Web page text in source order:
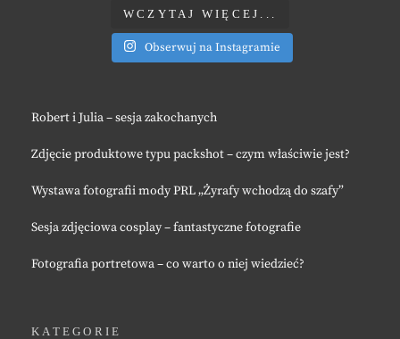
WCZYTAJ WIĘCEJ...
Obserwuj na Instagramie
Robert i Julia – sesja zakochanych
Zdjęcie produktowe typu packshot – czym właściwie jest?
Wystawa fotografii mody PRL „Żyrafy wchodzą do szafy”
Sesja zdjęciowa cosplay – fantastyczne fotografie
Fotografia portretowa – co warto o niej wiedzieć?
KATEGORIE